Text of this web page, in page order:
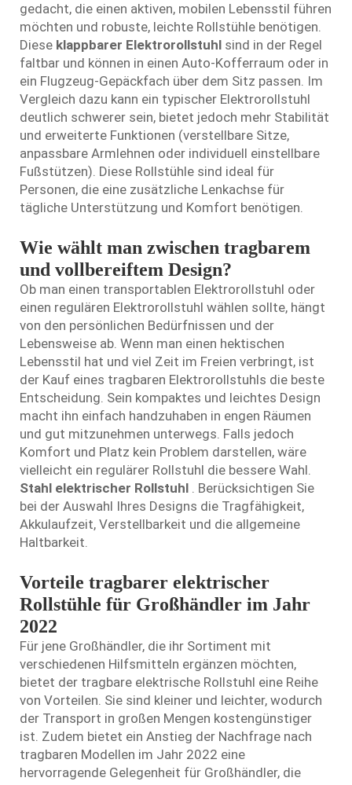
gedacht, die einen aktiven, mobilen Lebensstil führen
möchten und robuste, leichte Rollstühle benötigen.
Diese klappbarer Elektrorollstuhl sind in der Regel
faltbar und können in einen Auto-Kofferraum oder in
ein Flugzeug-Gepäckfach über dem Sitz passen. Im
Vergleich dazu kann ein typischer Elektrorollstuhl
deutlich schwerer sein, bietet jedoch mehr Stabilität
und erweiterte Funktionen (verstellbare Sitze,
anpassbare Armlehnen oder individuell einstellbare
Fußstützen). Diese Rollstühle sind ideal für
Personen, die eine zusätzliche Lenkachse für
tägliche Unterstützung und Komfort benötigen.
Wie wählt man zwischen tragbarem
und vollbereiftem Design?
Ob man einen transportablen Elektrorollstuhl oder
einen regulären Elektrorollstuhl wählen sollte, hängt
von den persönlichen Bedürfnissen und der
Lebensweise ab. Wenn man einen hektischen
Lebensstil hat und viel Zeit im Freien verbringt, ist
der Kauf eines tragbaren Elektrorollstuhls die beste
Entscheidung. Sein kompaktes und leichtes Design
macht ihn einfach handzuhaben in engen Räumen
und gut mitzunehmen unterwegs. Falls jedoch
Komfort und Platz kein Problem darstellen, wäre
vielleicht ein regulärer Rollstuhl die bessere Wahl.
Stahl elektrischer Rollstuhl
. Berücksichtigen Sie
bei der Auswahl Ihres Designs die Tragfähigkeit,
Akkulaufzeit, Verstellbarkeit und die allgemeine
Haltbarkeit.
Vorteile tragbarer elektrischer
Rollstühle für Großhändler im Jahr
2022
Für jene Großhändler, die ihr Sortiment mit
verschiedenen Hilfsmitteln ergänzen möchten,
bietet der tragbare elektrische Rollstuhl eine Reihe
von Vorteilen. Sie sind kleiner und leichter, wodurch
der Transport in großen Mengen kostengünstiger
ist. Zudem bietet ein Anstieg der Nachfrage nach
tragbaren Modellen im Jahr 2022 eine
hervorragende Gelegenheit für Großhändler, die